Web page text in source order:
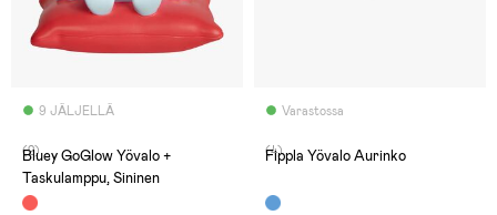
9 JÄLJELLÄ
(2)
Bluey GoGlow Yövalo +
Taskulamppu, Sininen
Varastossa
(4)
Fippla Yövalo Aurinko